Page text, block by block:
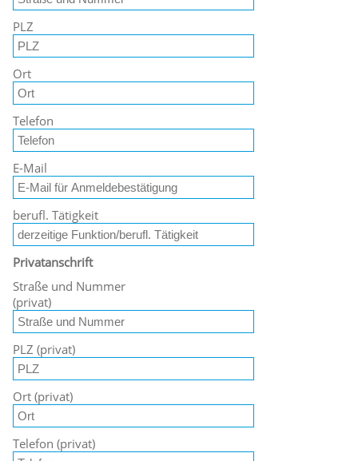
PLZ
Ort
Telefon
E-Mail
berufl. Tätigkeit
Privatanschrift
Straße und Nummer
(privat)
PLZ (privat)
Ort (privat)
Telefon (privat)